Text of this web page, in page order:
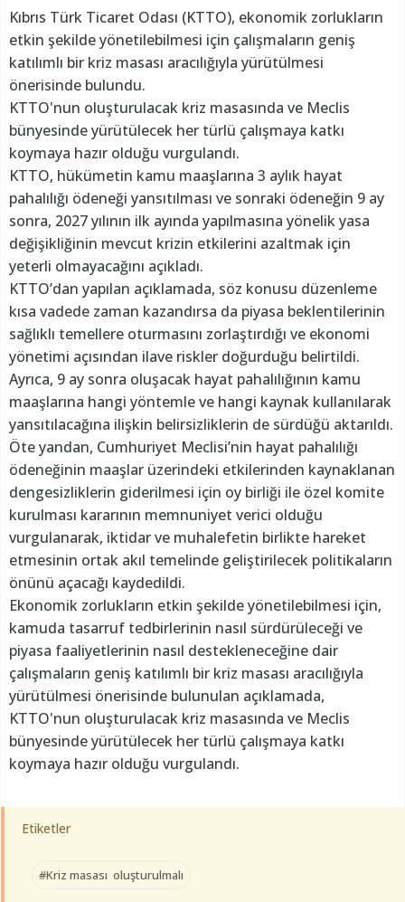
Kıbrıs Türk Ticaret Odası (KTTO), ekonomik zorlukların
etkin şekilde yönetilebilmesi için çalışmaların geniş
katılımlı bir kriz masası aracılığıyla yürütülmesi
önerisinde bulundu.
KTTO'nun oluşturulacak kriz masasında ve Meclis
bünyesinde yürütülecek her türlü çalışmaya katkı
koymaya hazır olduğu vurgulandı.
KTTO, hükümetin kamu maaşlarına 3 aylık hayat
pahalılığı ödeneği yansıtılması ve sonraki ödeneğin 9 ay
sonra, 2027 yılının ilk ayında yapılmasına yönelik yasa
değişikliğinin mevcut krizin etkilerini azaltmak için
yeterli olmayacağını açıkladı.
KTTO’dan yapılan açıklamada, söz konusu düzenleme
kısa vadede zaman kazandırsa da piyasa beklentilerinin
sağlıklı temellere oturmasını zorlaştırdığı ve ekonomi
yönetimi açısından ilave riskler doğurduğu belirtildi.
Ayrıca, 9 ay sonra oluşacak hayat pahalılığının kamu
maaşlarına hangi yöntemle ve hangi kaynak kullanılarak
yansıtılacağına ilişkin belirsizliklerin de sürdüğü aktarıldı.
Öte yandan, Cumhuriyet Meclisi’nin hayat pahalılığı
ödeneğinin maaşlar üzerindeki etkilerinden kaynaklanan
dengesizliklerin giderilmesi için oy birliği ile özel komite
kurulması kararının memnuniyet verici olduğu
vurgulanarak, iktidar ve muhalefetin birlikte hareket
etmesinin ortak akıl temelinde geliştirilecek politikaların
önünü açacağı kaydedildi.
Ekonomik zorlukların etkin şekilde yönetilebilmesi için,
kamuda tasarruf tedbirlerinin nasıl sürdürüleceği ve
piyasa faaliyetlerinin nasıl destekleneceğine dair
çalışmaların geniş katılımlı bir kriz masası aracılığıyla
yürütülmesi önerisinde bulunulan açıklamada,
KTTO'nun oluşturulacak kriz masasında ve Meclis
bünyesinde yürütülecek her türlü çalışmaya katkı
koymaya hazır olduğu vurgulandı.
Etiketler
#Kriz masası oluşturulmalı